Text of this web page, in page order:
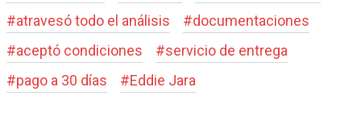
#atravesó todo el análisis #documentaciones
#aceptó condiciones #servicio de entrega
#pago a 30 días #Eddie Jara